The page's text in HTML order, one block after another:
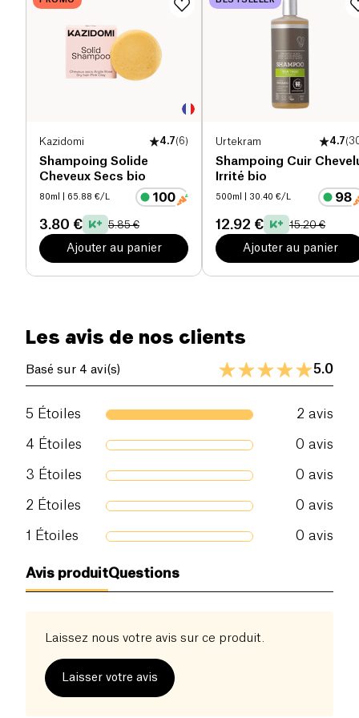
Kazidomi 4.7(6)
Shampoing Solide
Cheveux Secs bio
80ml | 65.88 €/L
3.80 € 5.85 €
Ajouter au panier
Urtekram 4.7(
Shampoing Cuir
Irrité bio
500ml | 30.40 €/L
12.92 € 15.20 €
Ajouter au panier
lavage. Cela permettra de refermer les pointes
fourchues et d'hydrater davantage les cheveux.
Les avis de nos clients
Basé sur 4 avi(s) 5.0
5 Étoiles 2 avis
4 Étoiles 0 avis
3 Étoiles 0 avis
2 Étoiles 0 avis
1 Étoiles 0 avis
Avis produitQuestions
Laissez nous votre avis sur ce produit.
Laisser votre avis